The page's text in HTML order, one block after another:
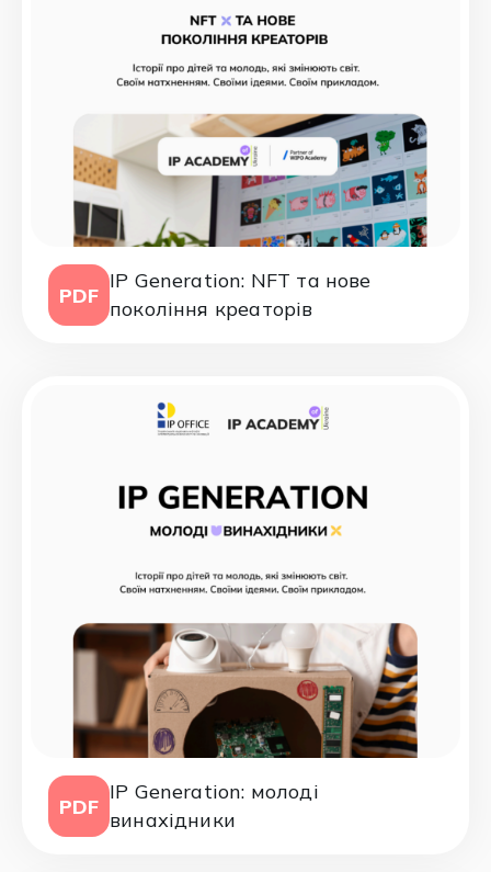
PDF
IP Generation: NFT та нове
покоління креаторів
PDF
IP Generation: молоді
винахідники